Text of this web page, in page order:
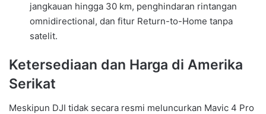
jangkauan hingga 30 km, penghindaran rintangan
omnidirectional, dan fitur Return-to-Home tanpa
satelit.
Ketersediaan dan Harga di Amerika
Serikat
Meskipun DJI tidak secara resmi meluncurkan Mavic 4 Pro